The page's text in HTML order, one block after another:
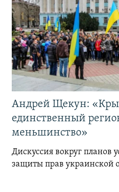
Андрей Щекун:
единственный
меньшинство»
Дискуссия вокруг планов
защиты прав